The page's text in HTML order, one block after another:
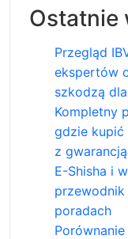
Ostatnie
Przegląd
ekspertów
szkodzą
Kompletny
gdzie kupić
z
E-Shisha i
poradach